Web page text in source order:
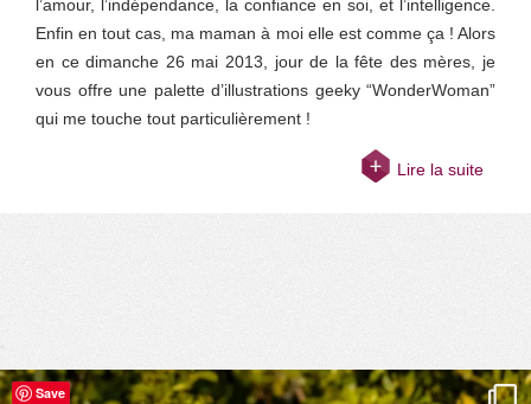
l’amour, l’indépendance, la confiance en soi, et l’intelligence.
Enfin en tout cas, ma maman à moi elle est comme ça ! Alors
en ce dimanche 26 mai 2013, jour de la fête des mères, je
vous offre une palette d’illustrations geeky “WonderWoman”
qui me touche tout particulièrement !
Lire la suite
Save